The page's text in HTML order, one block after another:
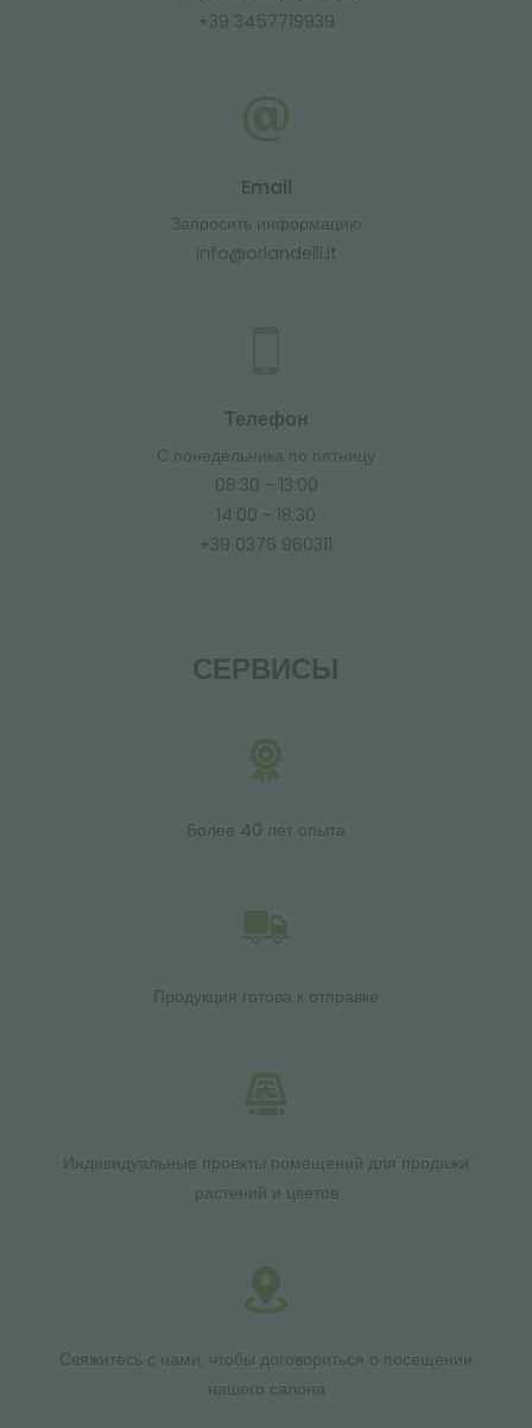
+39 3457719939
Email
Запросить информацию
info@orlandelli.it
Телефон
С понедельника по пятницу
08:30 - 13:00
14:00 - 18:30
+39 0376 960311
СЕРВИСЫ
Более 40 лет опыта
Продукция готова к отправке
Индивидуальные проекты помещений для продажи
растений и цветов
Свяжитесь с нами, чтобы договориться о посещении
нашего салона